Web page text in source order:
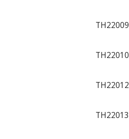
TH22009
TH22010
TH22012
TH22013